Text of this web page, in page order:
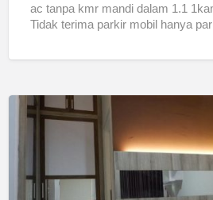
ac tanpa kmr mandi dalam 1.1
Tidak terima parkir mobil hanya
Kos
Cipunegara
deket